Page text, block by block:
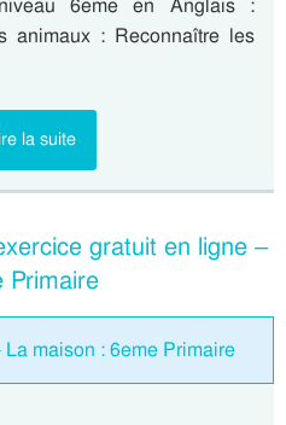
6eme en Anglais :
animaux : Reconnaître les
la suite
gratuit en ligne –
Primaire
maison : 6eme Primaire